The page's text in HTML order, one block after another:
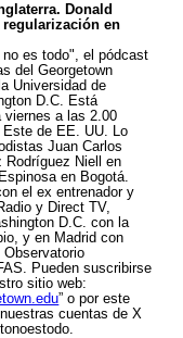
Donald
en
es todo", el pódcast
del Georgetown
Universidad de
D.C. Está
viernes a las 2.00
de EE. UU. Lo
Juan Carlos
Rodríguez Niell en
en Bogotá.
el ex entrenador y
y Direct TV,
D.C. con la
y en Madrid con
Observatorio
Pueden suscribirse
sitio web:
” o por este
cuentas de X